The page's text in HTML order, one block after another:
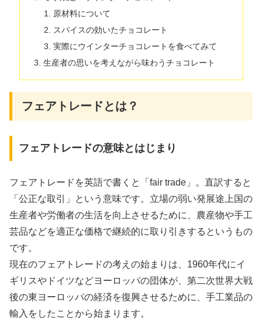
原材料について
スパイスの効いたチョコレート
実際にウインターチョコレートを食べてみて
生産者の思いを考えながら味わうチョコレート
フェアトレードとは？
フェアトレードの意味とはじまり
フェアトレードを英語で書くと「fair trade」。直訳すると
「公正な取引」という意味です。立場の弱い発展途上国の
生産者や労働者の生活を向上させるために、農産物や手工
芸品などを適正な価格で継続的に取り引きするというもの
です。
現在のフェアトレードの考えの始まりは、1960年代にイ
ギリスやドイツなどヨーロッパの団体が、第二次世界大戦
後の東ヨーロッパの経済を復興させるために、手工業品の
輸入をしたことから始まります。